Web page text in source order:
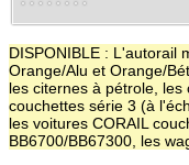
DISPONIBLE : L'autorail
Orange/Alu et Orange/
les citernes à pétrole, les
couchettes série 3 (à
les voitures CORAIL
BB6700/BB67300, les